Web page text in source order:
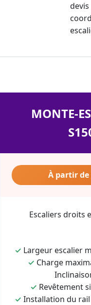
MONTE-
À partir de
Escaliers droits
✓ Largeur escalier
✓ Charge
✓ Revêtement
✓ Installation du